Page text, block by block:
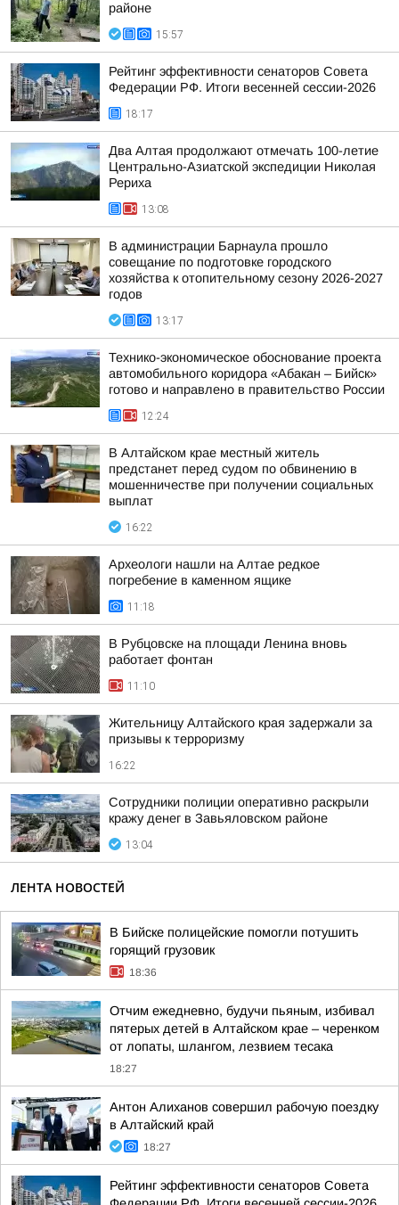
районе
15:57
Рейтинг эффективности сенаторов Совета
Федерации РФ. Итоги весенней сессии-2026
18:17
Два Алтая продолжают отмечать 100-летие
Центрально-Азиатской экспедиции Николая
Рериха
13:08
В администрации Барнаула прошло
совещание по подготовке городского
хозяйства к отопительному сезону 2026-2027
годов
13:17
Технико-экономическое обоснование проекта
автомобильного коридора «Абакан – Бийск»
готово и направлено в правительство России
12:24
В Алтайском крае местный житель
предстанет перед судом по обвинению в
мошенничестве при получении социальных
выплат
16:22
Археологи нашли на Алтае редкое
погребение в каменном ящике
11:18
В Рубцовске на площади Ленина вновь
работает фонтан
11:10
Жительницу Алтайского края задержали за
призывы к терроризму
16:22
Сотрудники полиции оперативно раскрыли
кражу денег в Завьяловском районе
13:04
ЛЕНТА НОВОСТЕЙ
В Бийске полицейские помогли потушить
горящий грузовик
18:36
Отчим ежедневно, будучи пьяным, избивал
пятерых детей в Алтайском крае – черенком
от лопаты, шлангом, лезвием тесака
18:27
Антон Алиханов совершил рабочую поездку
в Алтайский край
18:27
Рейтинг эффективности сенаторов Совета